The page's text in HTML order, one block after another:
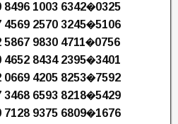
8496 1003 6342�0325
4569 2570 3245�5106
5867 9830 4711�0756
4652 8434 2395�3401
0669 4205 8253�7592
3468 6593 8218�5429
7128 9375 6809�1676